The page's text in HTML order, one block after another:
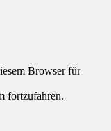
Browser für
fortzufahren.